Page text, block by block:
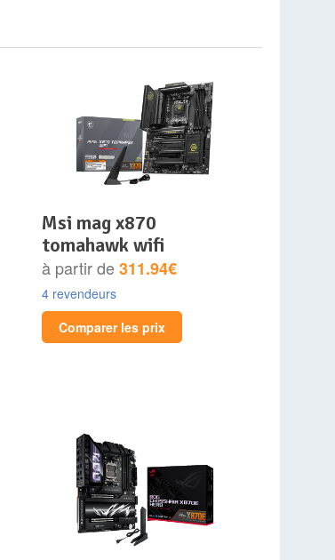
msi mag x870
tomahawk wifi
à partir de311.94€
4 revendeurs
Comparer les prix